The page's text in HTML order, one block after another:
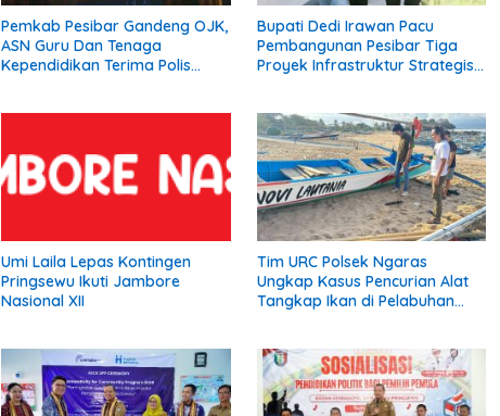
Pemkab Pesibar Gandeng OJK,
ASN Guru Dan Tenaga
Kependidikan Terima Polis
Bupati Dedi Irawan Pacu
Pembangunan Pesibar Tiga
Proyek Infrastruktur Strategis
Umi Laila Lepas Kontingen
Pringsewu Ikuti Jambore
Nasional XII
Tim URC Polsek Ngaras
Ungkap Kasus Pencurian Alat
Tangkap Ikan di Pelabuhan